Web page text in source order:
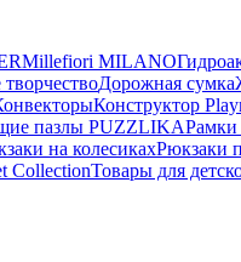
Millefiori MILANO
творчествоДорожная сумка
Конструктор
пазлы PUZZLIKAРамки
на колесикахРюкзаки
CollectionТовары для